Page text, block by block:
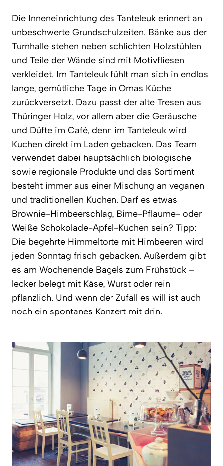
Die Inneneinrichtung des Tanteleuk erinnert an
unbeschwerte Grundschulzeiten. Bänke aus der
Turnhalle stehen neben schlichten Holzstühlen
und Teile der Wände sind mit Motivfliesen
verkleidet. Im Tanteleuk fühlt man sich in endlos
lange, gemütliche Tage in Omas Küche
zurückversetzt. Dazu passt der alte Tresen aus
Thüringer Holz, vor allem aber die Geräusche
und Düfte im Café, denn im Tanteleuk wird
Kuchen direkt im Laden gebacken. Das Team
verwendet dabei hauptsächlich biologische
sowie regionale Produkte und das Sortiment
besteht immer aus einer Mischung an veganen
und traditionellen Kuchen. Darf es etwas
Brownie-Himbeerschlag, Birne-Pflaume- oder
Weiße Schokolade-Apfel-Kuchen sein? Tipp:
Die begehrte Himmeltorte mit Himbeeren wird
jeden Sonntag frisch gebacken. Außerdem gibt
es am Wochenende Bagels zum Frühstück –
lecker belegt mit Käse, Wurst oder rein
pflanzlich. Und wenn der Zufall es will ist auch
noch ein spontanes Konzert mit drin.